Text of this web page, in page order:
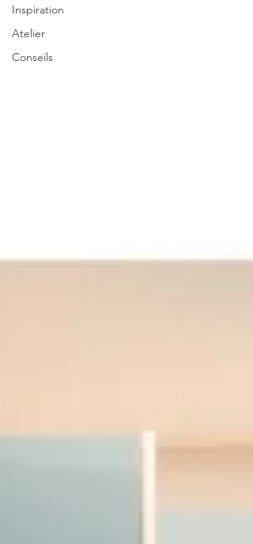
Inspiration
Atelier
Conseils